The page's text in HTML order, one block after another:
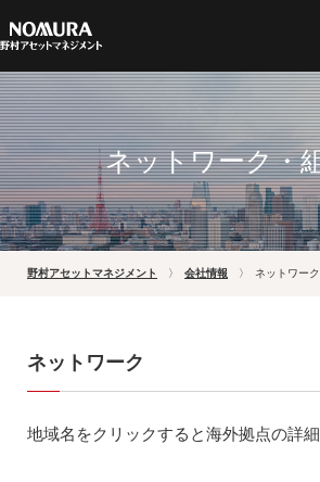
ネットワーク・
野村アセットマネジメント 会社情報 ネットワー
ネットワーク
地域名をクリックすると海外拠点の詳細